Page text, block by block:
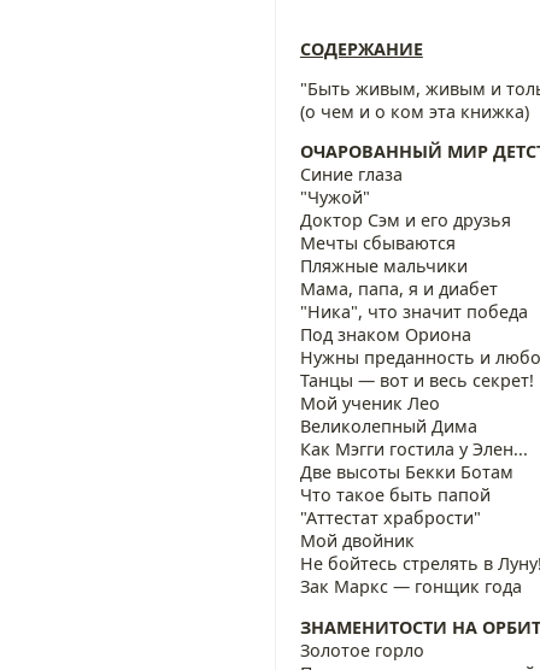
СОДЕРЖАНИЕ
"Быть живым, живым и
(о чем и о ком эта книжка)
ОЧАРОВАННЫЙ МИР
Синие глаза
"Чужой"
Доктор Сэм и его друзья
Мечты сбываются
Пляжные мальчики
Мама, папа, я и диабет
"Ника", что значит победа
Под знаком Ориона
Нужны преданность и
Танцы — вот и весь секрет!
Мой ученик Лео
Великолепный Дима
Как Мэгги гостила у Элен...
Две высоты Бекки Ботам
Что такое быть папой
"Аттестат храбрости"
Мой двойник
Не бойтесь стрелять в
Зак Маркс — гонщик года
ЗНАМЕНИТОСТИ НА
Золотое горло